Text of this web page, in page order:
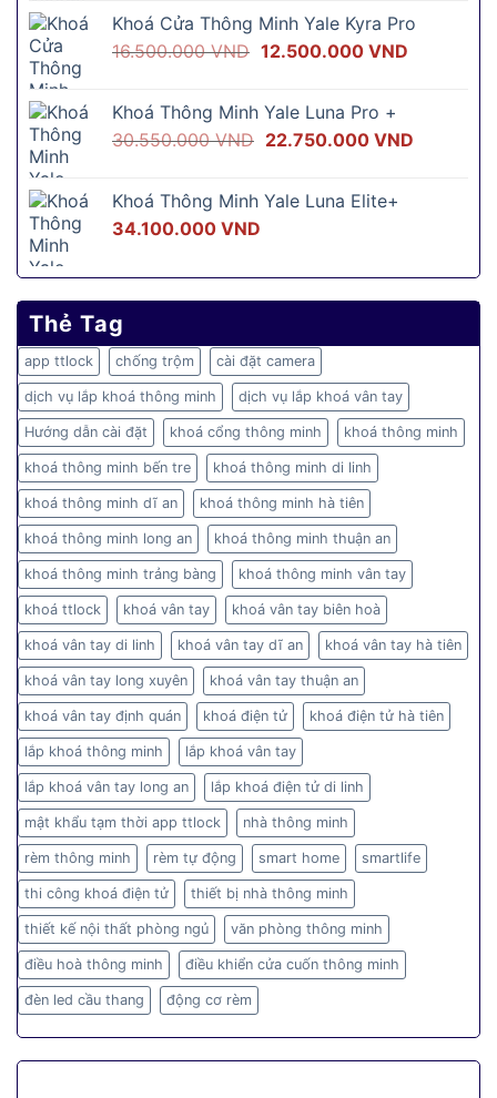
5.500.000 VND. là:
4.350.000
Khoá Cửa Thông Minh Yale Kyra Pro
16.500.000VND Giá
16.500.000 VND.
12.500.000 VNDGiá
Khoá Thông Minh Yale Luna Pro +
30.550.000VND Giá
30.550.000 VND.
22.750.000 VNDGiá
Khoá Thông Minh Yale Luna Elite+
34.100.000 VND
Thẻ Tag
app ttlock chống trộm cài đặt camera
dịch vụ lắp khoá thông minh dịch vụ lắp khoá vân tay
Hướng dẫn cài đặt khoá cổng thông minh khoá thông minh
khoá thông minh bến tre khoá thông minh di linh
khoá thông minh dĩ an khoá thông minh hà tiên
khoá thông minh long an khoá thông minh thuận an
khoá thông minh trảng bàng khoá thông minh vân tay
khoá ttlock khoá vân tay khoá vân tay biên hoà
khoá vân tay di linh khoá vân tay dĩ an khoá vân tay hà tiên
khoá vân tay long xuyên khoá vân tay thuận an
khoá vân tay định quán khoá điện tử khoá điện tử hà tiên
lắp khoá thông minh lắp khoá vân tay
lắp khoá vân tay long an lắp khoá điện tử di linh
mật khẩu tạm thời app ttlock nhà thông minh
rèm thông minh rèm tự động smart home smartlife
thi công khoá điện tử thiết bị nhà thông minh
thiết kế nội thất phòng ngủ văn phòng thông minh
điều hoà thông minh điều khiển cửa cuốn thông minh
đèn led cầu thang động cơ rèm